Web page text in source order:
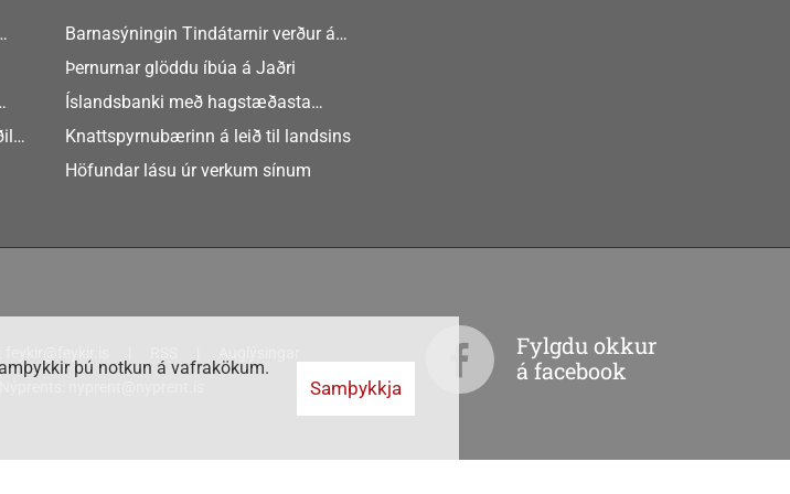
Barnasýningin Tindátarnir verður á
Bókasafni Akraness í dag ? tónlist
eftir Soffíu Björg
Þernurnar glöddu íbúa á Jaðri
Íslandsbanki með hagstæðasta
tilboðið
Knattspyrnubærinn á leið til landsins
Höfundar lásu úr verkum sínum
Fylgdu okkur
á facebook
þú notkun á vafrakökum.
Samþykkja